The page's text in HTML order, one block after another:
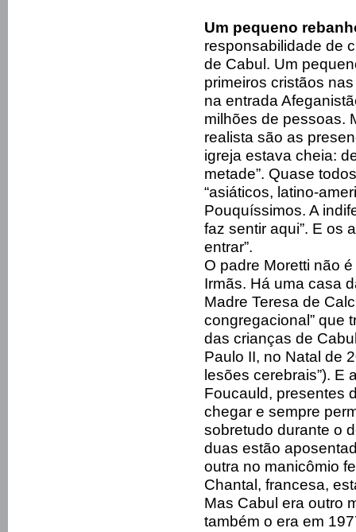
Um pequeno
responsabilidade de
de Cabul. Um
primeiros cristãos
na entrada
milhões de pessoas.
realista são as
igreja estava cheia:
metade”. Quase
“asiáticos, latino-
Pouquíssimos. A
faz sentir aqui”. E os
entrar”.
O padre Moretti não
Irmãs. Há uma casa
Madre Teresa de
congregacional” que
das crianças de
Paulo II, no Natal de
lesões cerebrais”). E
Foucauld, presentes
chegar e sempre
sobretudo durante o
duas estão
outra no manicômio
Chantal, francesa,
Mas Cabul era outro
também o era em